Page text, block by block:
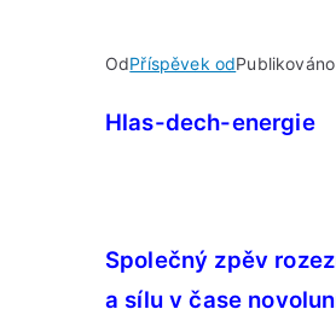
OdPříspěvek od
Hlas-dech-energie
Společný zpěv
a sílu v čase